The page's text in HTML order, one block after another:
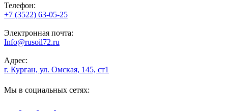
Телефон:
+7 (3522) 63-05-25
Электронная почта:
Info@rusoil72.ru
Адрес:
г. Курган, ул. Омская, 145, ст1
Мы в социальных сетях: